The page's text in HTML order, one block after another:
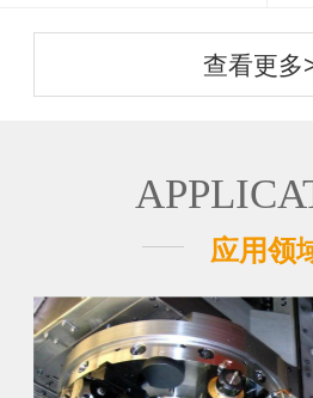
查看更多
应用领